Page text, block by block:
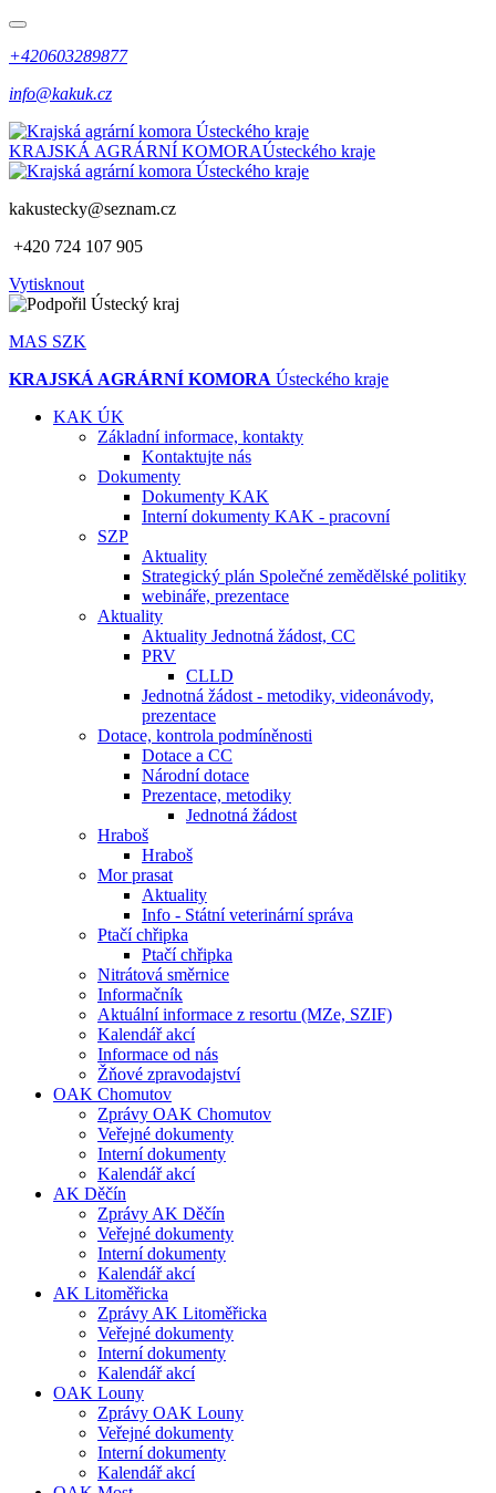
+420603289877
info@kakuk.cz
KRAJSKÁ AGRÁRNÍ KOMORAÚsteckého kraje
kakustecky@seznam.cz
+420 724 107 905
Vytisknout
MAS SZK
KRAJSKÁ AGRÁRNÍ KOMORA Ústeckého kraje
KAK ÚK
Základní informace, kontakty
Kontaktujte nás
Dokumenty
Dokumenty KAK
Interní dokumenty KAK - pracovní
SZP
Aktuality
Strategický plán Společné zemědělské politiky
webináře, prezentace
Aktuality
Aktuality Jednotná žádost, CC
PRV
CLLD
Jednotná žádost - metodiky, videonávody,
prezentace
Dotace, kontrola podmíněnosti
Dotace a CC
Národní dotace
Prezentace, metodiky
Jednotná žádost
Hraboš
Hraboš
Mor prasat
Aktuality
Info - Státní veterinární správa
Ptačí chřipka
Ptačí chřipka
Nitrátová směrnice
Informačník
Aktuální informace z resortu (MZe, SZIF)
Kalendář akcí
Informace od nás
Žňové zpravodajství
OAK Chomutov
Zprávy OAK Chomutov
Veřejné dokumenty
Interní dokumenty
Kalendář akcí
AK Děčín
Zprávy AK Děčín
Veřejné dokumenty
Interní dokumenty
Kalendář akcí
AK Litoměřicka
Zprávy AK Litoměřicka
Veřejné dokumenty
Interní dokumenty
Kalendář akcí
OAK Louny
Zprávy OAK Louny
Veřejné dokumenty
Interní dokumenty
Kalendář akcí